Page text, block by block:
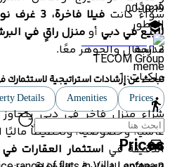
سواء كانت
للبيع في دبي أومنزل راقٍ في
2 الجمال والجوهر معًا.
تبحث عن إرشادات استراتيجية لاستثمارك
شراء منزل فاخر في دبي
عالمياً، وخصوصية، وتخطيطًا
الدقيقة في استثمار العقارات
00:10:19
مدرسة
meme
00:19:50
شهريًا
المطور
TECOM Group
ملكيات:1
Prices
Amenities
Details
Prices